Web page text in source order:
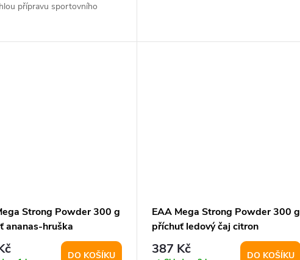
přípravu sportovního
Strong Powder 300 g
ananas-hruška
DO KOŠÍKU
EAA Mega Strong Powder 300 g
příchuť ledový čaj citron
387 Kč DO KOŠÍKU